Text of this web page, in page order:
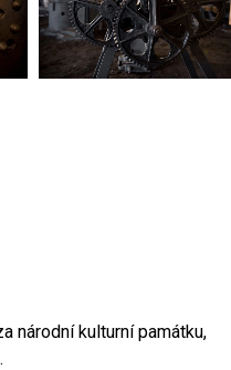
národní kulturní památku,